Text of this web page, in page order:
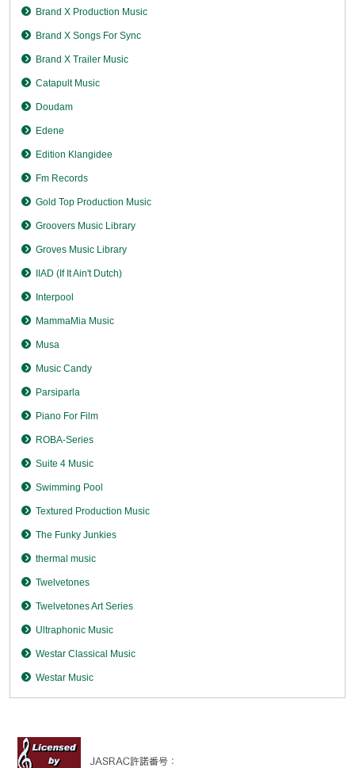
Brand X Production Music
Brand X Songs For Sync
Brand X Trailer Music
Catapult Music
Doudam
Edene
Edition Klangidee
Fm Records
Gold Top Production Music
Groovers Music Library
Groves Music Library
IIAD (If It Ain't Dutch)
Interpool
MammaMia Music
Musa
Music Candy
Parsiparla
Piano For Film
ROBA-Series
Suite 4 Music
Swimming Pool
Textured Production Music
The Funky Junkies
thermal music
Twelvetones
Twelvetones Art Series
Ultraphonic Music
Westar Classical Music
Westar Music